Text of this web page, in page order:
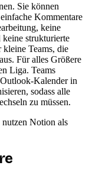
Sie können
Kommentare
keine
keine strukturierte
Teams, die
Für alles Größere
Liga. Teams
Kalender in
sodass alle
zu müssen.
nutzen Notion als